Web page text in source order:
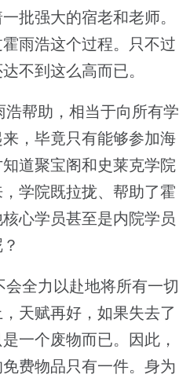
批强大的宿老和老师。
雨浩这个过程。只不过
不到这么高而已。
帮助，相当于向所有学
，毕竟只有能够参加海
道聚宝阁和史莱克学院
学院既拉拢、帮助了霍
心学员甚至是内院学员
全力以赴地将所有一切
天赋再好，如果失去了
一个废物而已。因此，
费物品只有一件。身为